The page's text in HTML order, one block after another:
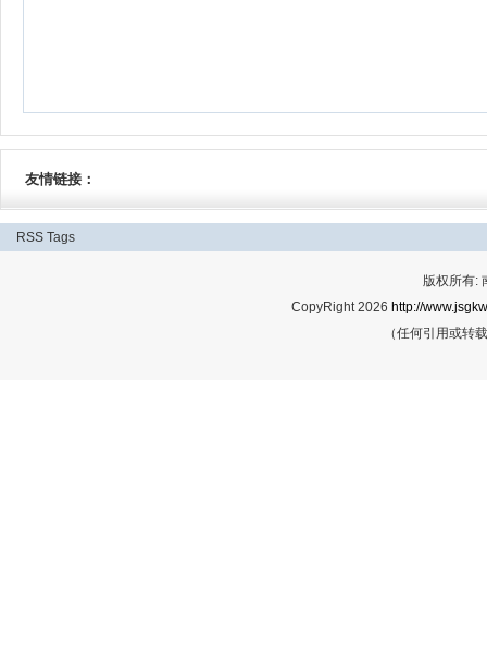
友情链接：
RSS Tags
版权所有:
CopyRight 2026 http://
（任何引用或转